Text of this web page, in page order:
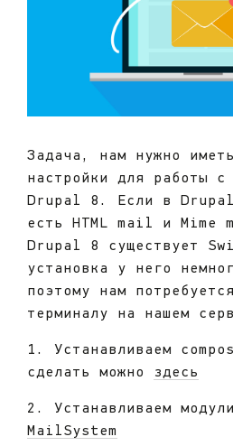
Задача, нам нужно
настройки для работы с
Drupal 8. Если в
есть HTML mail и Mime
Drupal 8 существует
установка у него
поэтому нам
терминалу на нашем
1. Устанавливаем
сделать можно
здесь
2. Устанавливаем
MailSystem